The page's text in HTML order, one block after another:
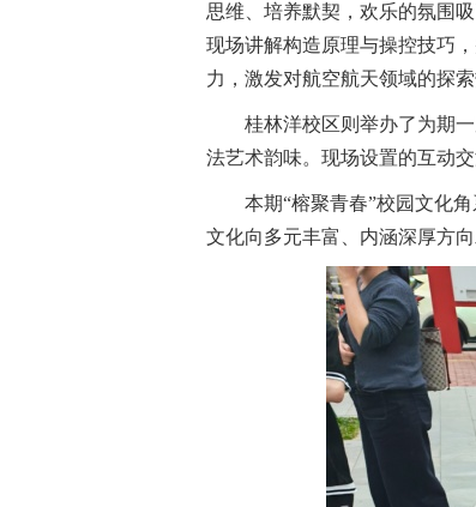
思维、培养默契，欢乐的氛围
现场讲解构造原理与操控技巧
力，激发对航空航天领域的探索
桂林洋校区则举办了为期
法艺术韵味。现场设置的互动
本期“榕聚青春”校园文化
文化向多元丰富、内涵深厚方向